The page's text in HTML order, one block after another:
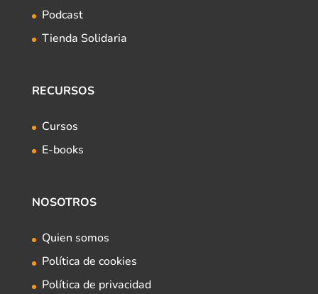
Podcast
Tienda Solidaria
RECURSOS
Cursos
E-books
NOSOTROS
Quien somos
Política de cookies
Política de privacidad